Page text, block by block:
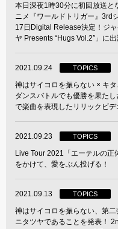
本日深夜1時30分に初回放送と
ニメ『ワールドトリガー』3rd
17日Digital Release決定！ジ
ヤ Presents “Hugs Vol.2″」に出
2021.09.24 TOPICS
神はサイコロを振らない × キ
ダンスバトルでも優勝を果た
で楽曲を表現したリリックビデ
2021.09.23 TOPICS
Live Tour 2021「エーテルの正
をかけて、愛をぶん投げる！
2021.09.13 TOPICS
神はサイコロを振らない、第
ニタツヤであることを発表！